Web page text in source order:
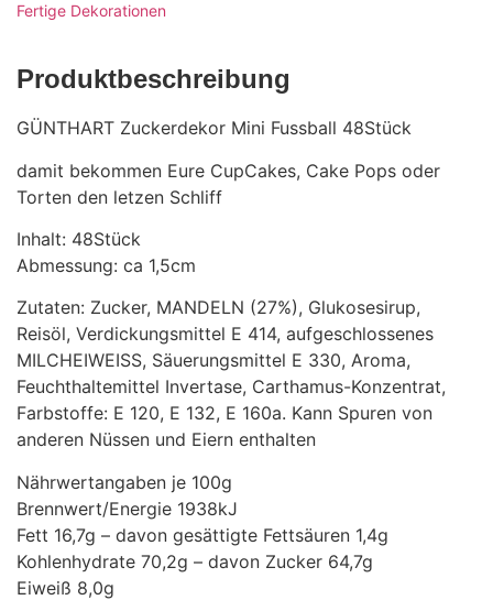
Fertige Dekorationen
Produktbeschreibung
GÜNTHART Zuckerdekor Mini Fussball 48Stück
damit bekommen Eure CupCakes, Cake Pops oder
Torten den letzen Schliff
Inhalt: 48Stück
Abmessung: ca 1,5cm
Zutaten: Zucker, MANDELN (27%), Glukosesirup,
Reisöl, Verdickungsmittel E 414, aufgeschlossenes
MILCHEIWEISS, Säuerungsmittel E 330, Aroma,
Feuchthaltemittel Invertase, Carthamus-Konzentrat,
Farbstoffe: E 120, E 132, E 160a. Kann Spuren von
anderen Nüssen und Eiern enthalten
Nährwertangaben je 100g
Brennwert/Energie 1938kJ
Fett 16,7g – davon gesättigte Fettsäuren 1,4g
Kohlenhydrate 70,2g – davon Zucker 64,7g
Eiweiß 8,0g